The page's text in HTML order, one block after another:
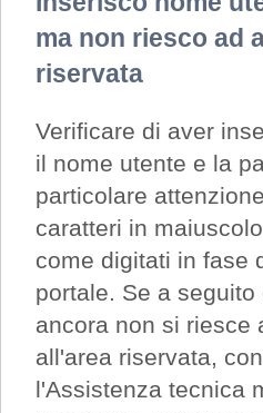
ma non riesco ad
riservata
Verificare di aver
il nome utente e la
particolare
caratteri in
come digitati in fase
portale. Se a seguito
ancora non si riesce
all'area riservata,
l'Assistenza tecnica